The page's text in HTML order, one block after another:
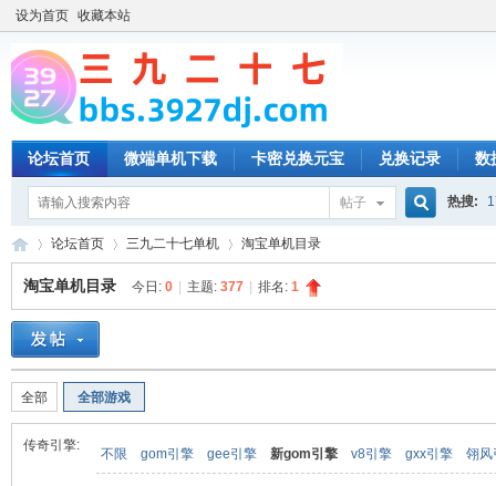
设为首页 收藏本站
论坛首页 微端单机下载 卡密兑换元宝 兑换记录 数
帖子 热搜:
»
论坛首页 三九二十七单机 淘宝单机目录
淘宝单机目录 今日: 0 主题: 377 排名: 1
全部 全部游戏
传奇引擎:
不限 gom引擎 gee引擎 新gom引擎 v8引擎 gxx引擎 翎风